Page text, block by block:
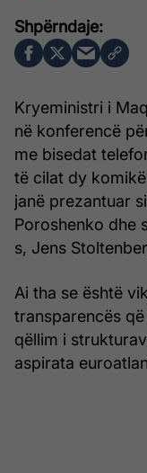
Kryeministri i
në konferencë
me bisedat
të cilat dy
janë prezantuar
Poroshenko dhe
s, Jens
Ai tha se është
transparencës
qëllim i
aspirata